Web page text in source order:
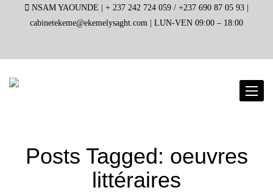
NSAM YAOUNDE | + 237 242 724 059 / +237 690 87 05 93 |
cabinetekeme@ekemelysaght.com | LUN-VEN 09:00 – 18:00
Posts Tagged: oeuvres
littéraires